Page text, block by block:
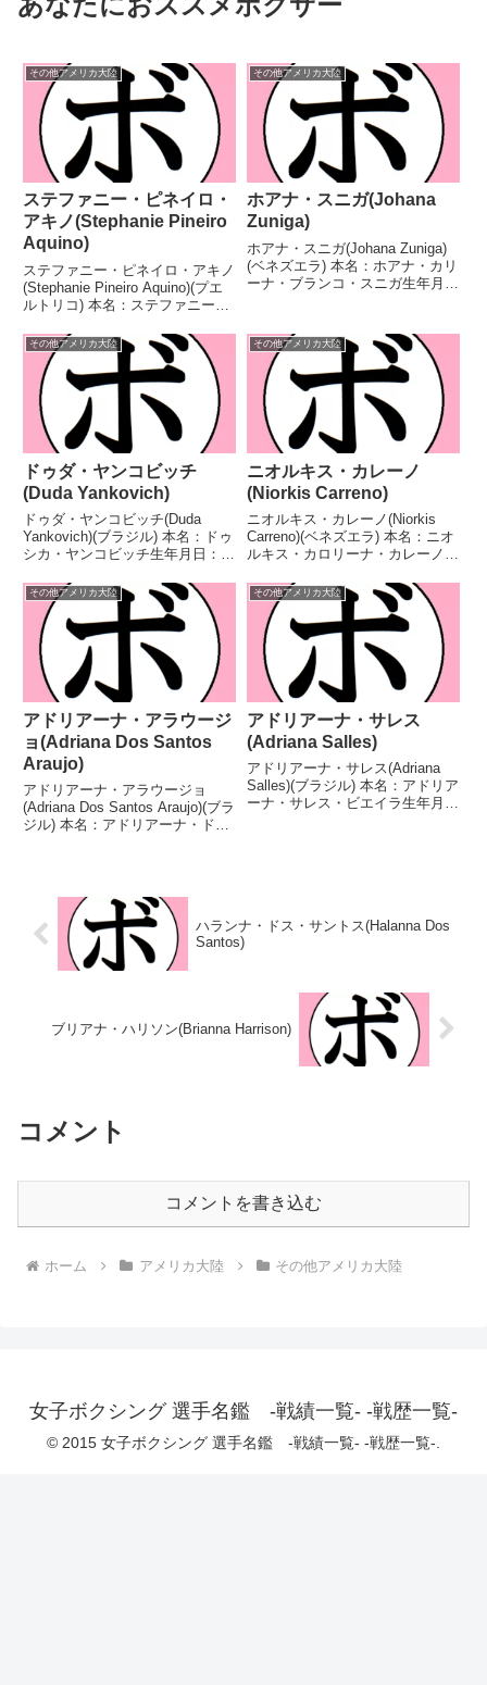
その他アメリカ大陸
ステファニー・ピネイロ・
アキノ(Stephanie Pineiro
Aquino)
ステファニー・ピネイロ・アキノ
(Stephanie Pineiro Aquino)(プエ
ルトリコ) 本名：ステファニー・
1990年7月18日国籍：プエルトリ
コ戦績：11戦10勝(3KO)1敗 【獲
得タイトル】WB...
その他アメリカ大陸
ホアナ・スニガ(Johana
Zuniga)
ホアナ・スニガ(Johana Zuniga)
(ベネズエラ) 本名：ホアナ・カリ
ーナ・ブランコ・スニガ生年月
タイトル】なし 【戦歴】
2018/10/27 ○1RTKO フ...
その他アメリカ大陸
ドゥダ・ヤンコビッチ
(Duda Yankovich)
ドゥダ・ヤンコビッチ(Duda
Yankovich)(ブラジル) 本名：ドゥ
シカ・ヤンコビッチ生年月日：
績：15戦11勝(5KO)4敗 【獲得タ
イトル】第3代WIBA世界女子ス
ーパーライト級王座 【戦歴...
その他アメリカ大陸
ニオルキス・カレーノ
(Niorkis Carreno)
ニオルキス・カレーノ(Niorkis
Carreno)(ベネズエラ) 本名：ニオ
ルキス・カロリーナ・カレーノ・
月18日国籍：ベネズエラ戦績：
32戦26勝(21KO)6敗 【獲得タイ
トル】なし 【戦歴】201...
その他アメリカ大陸
アドリアーナ・アラウージ
ョ(Adriana Dos Santos
Araujo)
アドリアーナ・アラウージョ
(Adriana Dos Santos Araujo)(ブラ
ジル) 本名：アドリアーナ・ド
敗 【獲得タイトル】200...
その他アメリカ大陸
アドリアーナ・サレス
(Adriana Salles)
アドリアーナ・サレス(Adriana
Salles)(ブラジル) 本名：アドリア
ーナ・サレス・ビエイラ生年月
ハランナ・ドス・サントス(Halanna Dos
Santos)
ブリアナ・ハリソン(Brianna Harrison)
コメント
コメントを書き込む
ホーム アメリカ大陸 その他アメリカ大陸
女子ボクシング 選手名鑑 -戦績一覧- -戦歴一覧-
© 2015 女子ボクシング 選手名鑑 -戦績一覧- -戦歴一覧-.